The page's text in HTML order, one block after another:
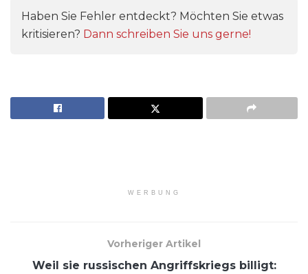
Haben Sie Fehler entdeckt? Möchten Sie etwas
kritisieren? Dann schreiben Sie uns gerne!
WERBUNG
Vorheriger Artikel
Weil sie russischen Angriffskriegs billigt: